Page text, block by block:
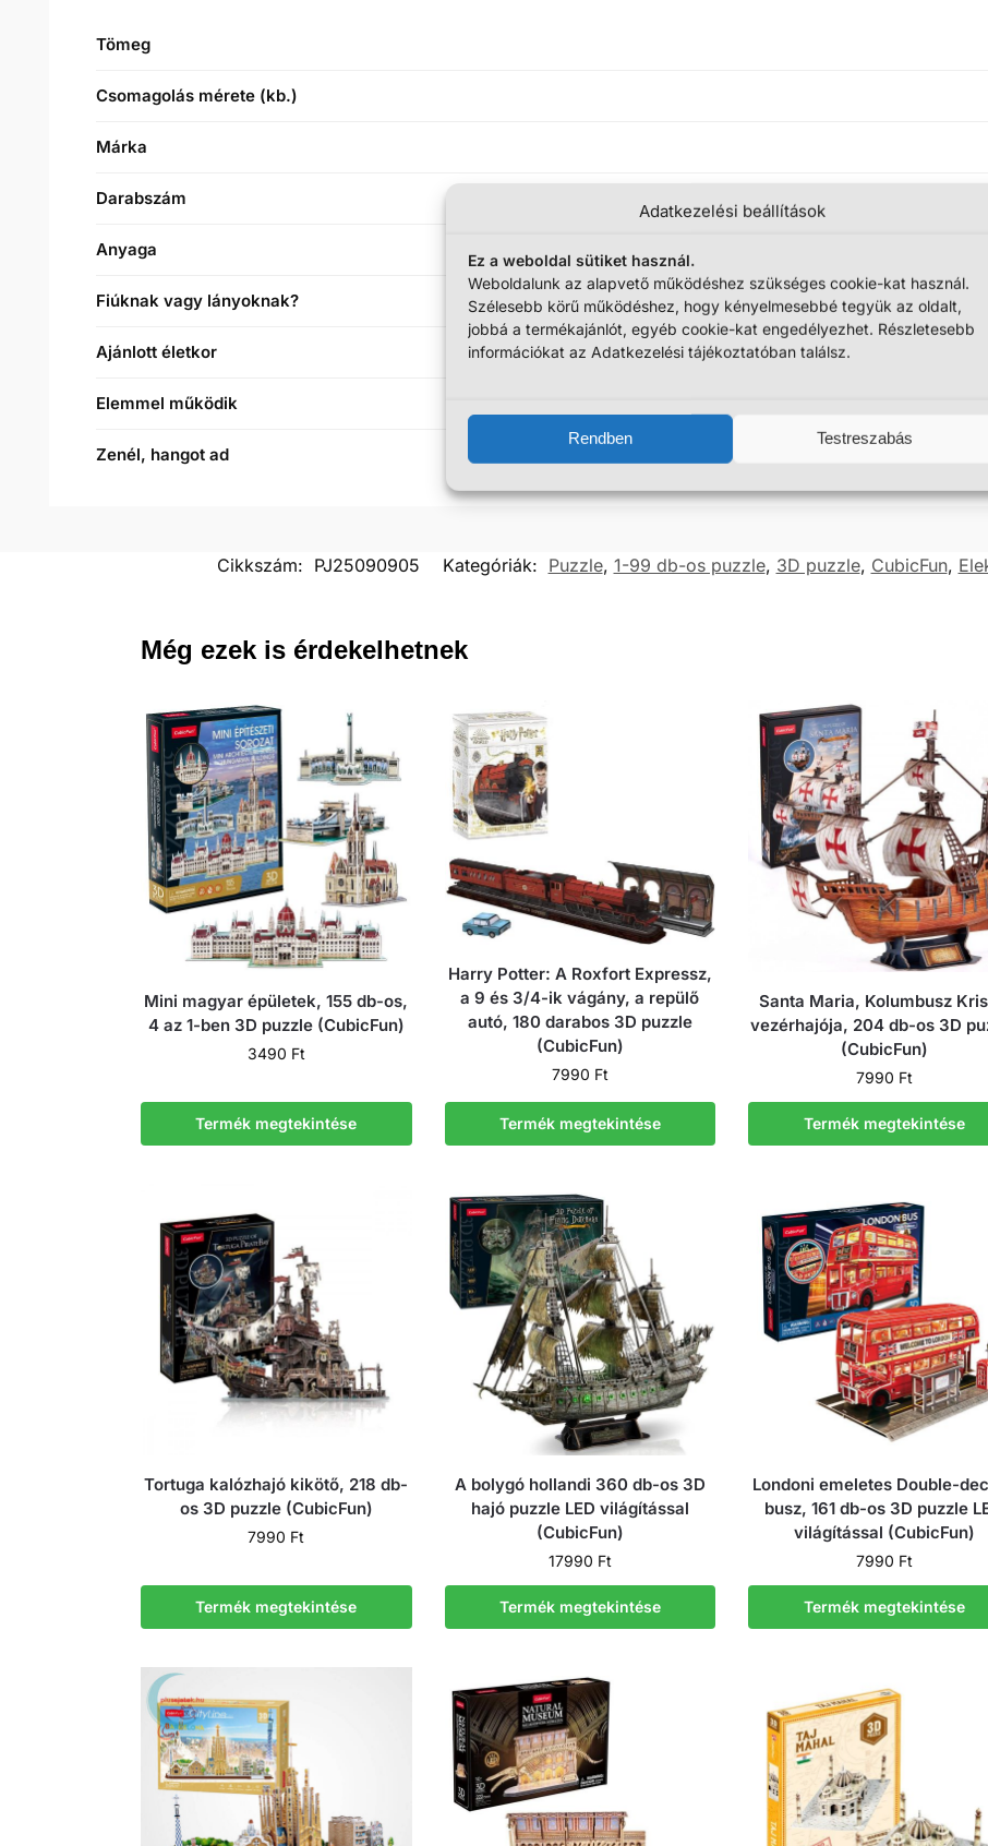
Adatkezelési beállítások
Ez a weboldal sütiket használ.
Weboldalunk az alapvető működéshez szükséges cookie-kat használ.
Szélesebb körű működéshez, hogy kényelmesebbé tegyük az oldalt,
jobbá a termékajánlót, egyéb cookie-kat engedélyezhet. Részletesebb
információkat az Adatkezelési tájékoztatóban találsz.
Rendben Testreszabás
Tömeg
Csomagolás mérete (kb.)
Márka
Darabszám
Anyaga
Fiúknak vagy lányoknak?
Ajánlott életkor
Elemmel működik
Zenél, hangot ad
Cikkszám: PJ25090905 Kategóriák: Puzzle, 1-99 db-os puzzle, 3D puzzle, CubicFun,
Még ezek is érdekelhetnek
Mini magyar épületek, 155 db-os,
4 az 1-ben 3D puzzle (CubicFun)
3490 Ft
Termék megtekintése
Harry Potter: A Roxfort Expressz,
a 9 és 3/4-ik vágány, a repülő
autó, 180 darabos 3D puzzle
(CubicFun)
7990 Ft
Termék megtekintése
Santa Maria, Kolumbusz
vezérhajója, 204 db-os 3D
(CubicFun)
7990 Ft
Termék megtekintése
Tortuga kalózhajó kikötő, 218 db-
os 3D puzzle (CubicFun)
7990 Ft
Termék megtekintése
A bolygó hollandi 360 db-os 3D
hajó puzzle LED világítással
(CubicFun)
17990 Ft
Termék megtekintése
Londoni emeletes Double-
busz, 161 db-os 3D puzzle
világítással (CubicFun)
7990 Ft
Termék megtekintése